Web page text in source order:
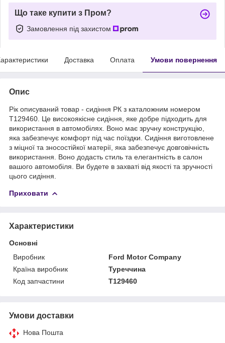
Що таке купити з Пром?
Замовлення під захистом
Доставка Оплата Умови повернення
Опис
Рік описуваний товар - сидіння РК з каталожним номером
T129460. Це високоякісне сидіння, яке добре підходить для
використання в автомобілях. Воно має зручну конструкцію,
яка забезпечує комфорт під час поїздки. Сидіння виготовлене
з міцної та зносостійкої матерії, яка забезпечує довговічність
використання. Воно додасть стиль та елегантність в салон
вашого автомобіля. Ви будете в захваті від якості та зручності
цього сидіння.
Приховати
Характеристики
Основні
Виробник
Ford Motor Company
Країна виробник
Туреччина
Код запчастини
T129460
Умови доставки
Нова Пошта